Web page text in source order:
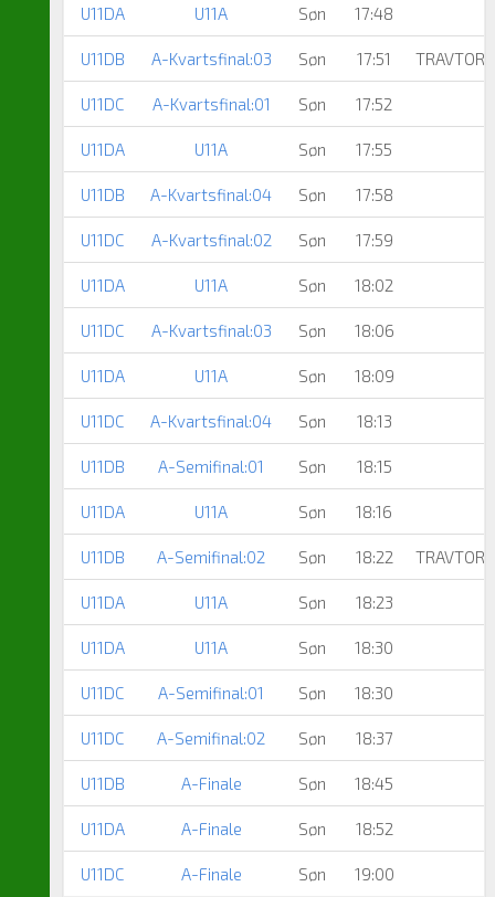
U11DA U11A Søn 17:48
U11DB A-Kvartsfinal:03 Søn 17:51
U11DC A-Kvartsfinal:01 Søn 17:52
U11DA U11A Søn 17:55
U11DB A-Kvartsfinal:04 Søn 17:58
U11DC A-Kvartsfinal:02 Søn 17:59
U11DA U11A Søn 18:02
U11DC A-Kvartsfinal:03 Søn 18:06
U11DA U11A Søn 18:09
U11DC A-Kvartsfinal:04 Søn 18:13
U11DB A-Semifinal:01 Søn 18:15
U11DA U11A Søn 18:16
U11DB A-Semifinal:02 Søn 18:22
U11DA U11A Søn 18:23
U11DA U11A Søn 18:30
U11DC A-Semifinal:01 Søn 18:30
U11DC A-Semifinal:02 Søn 18:37
U11DB A-Finale Søn 18:45
U11DA A-Finale Søn 18:52
U11DC A-Finale Søn 19:00